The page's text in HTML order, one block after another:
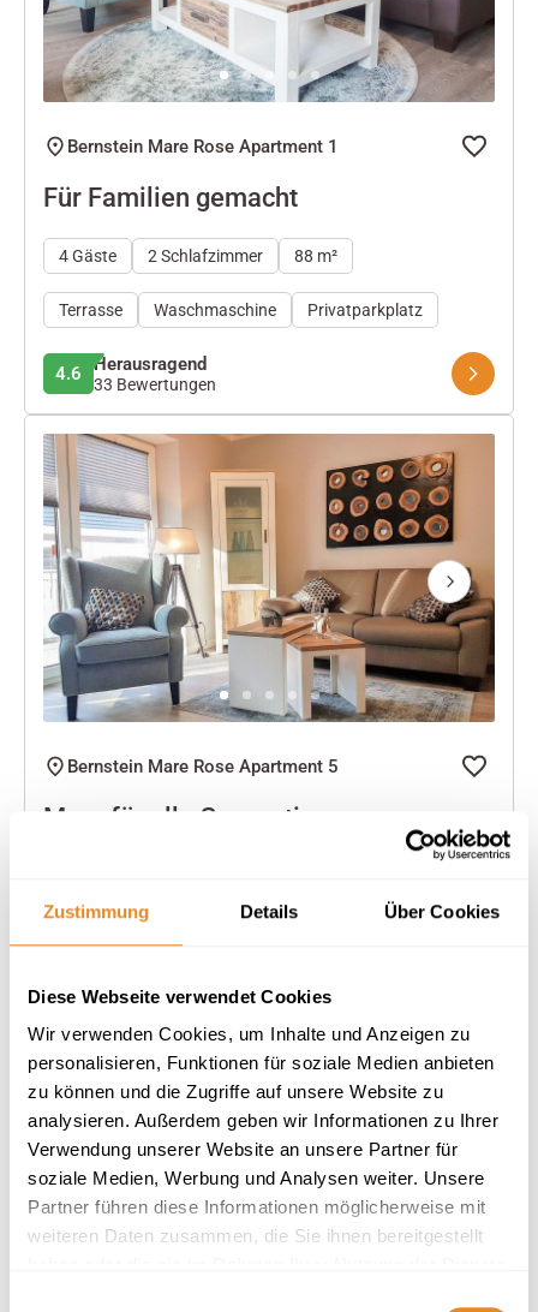
Zustimmung Details Über Cookies
Diese Webseite verwendet Cookies
Wir verwenden Cookies, um Inhalte und Anzeigen zu
personalisieren, Funktionen für soziale Medien anbieten
zu können und die Zugriffe auf unsere Website zu
analysieren. Außerdem geben wir Informationen zu Ihrer
Verwendung unserer Website an unsere Partner für
soziale Medien, Werbung und Analysen weiter. Unsere
Partner führen diese Informationen möglicherweise mit
weiteren Daten zusammen, die Sie ihnen bereitgestellt
Bernstein Mare Rose Apartment 1
Für Familien gemacht
4 Gäste 2 Schlafzimmer 88 m²
Terrasse Waschmaschine Privatparkplatz
4.6 Herausragend
33 Bewertungen
Next
Bernstein Mare Rose Apartment 5
Meer für alle Generationen
4.7 20 Bewertungen
Next